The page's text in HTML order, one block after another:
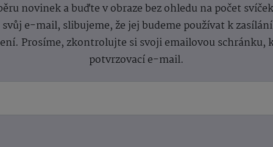
novinek a buďte v obraze bez ohledu na počet
e-mail, slibujeme, že jej budeme používat k
Prosíme, zkontrolujte si svoji emailovou schránku,
potvrzovací e-mail.